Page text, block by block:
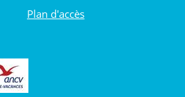
Plan d'accès